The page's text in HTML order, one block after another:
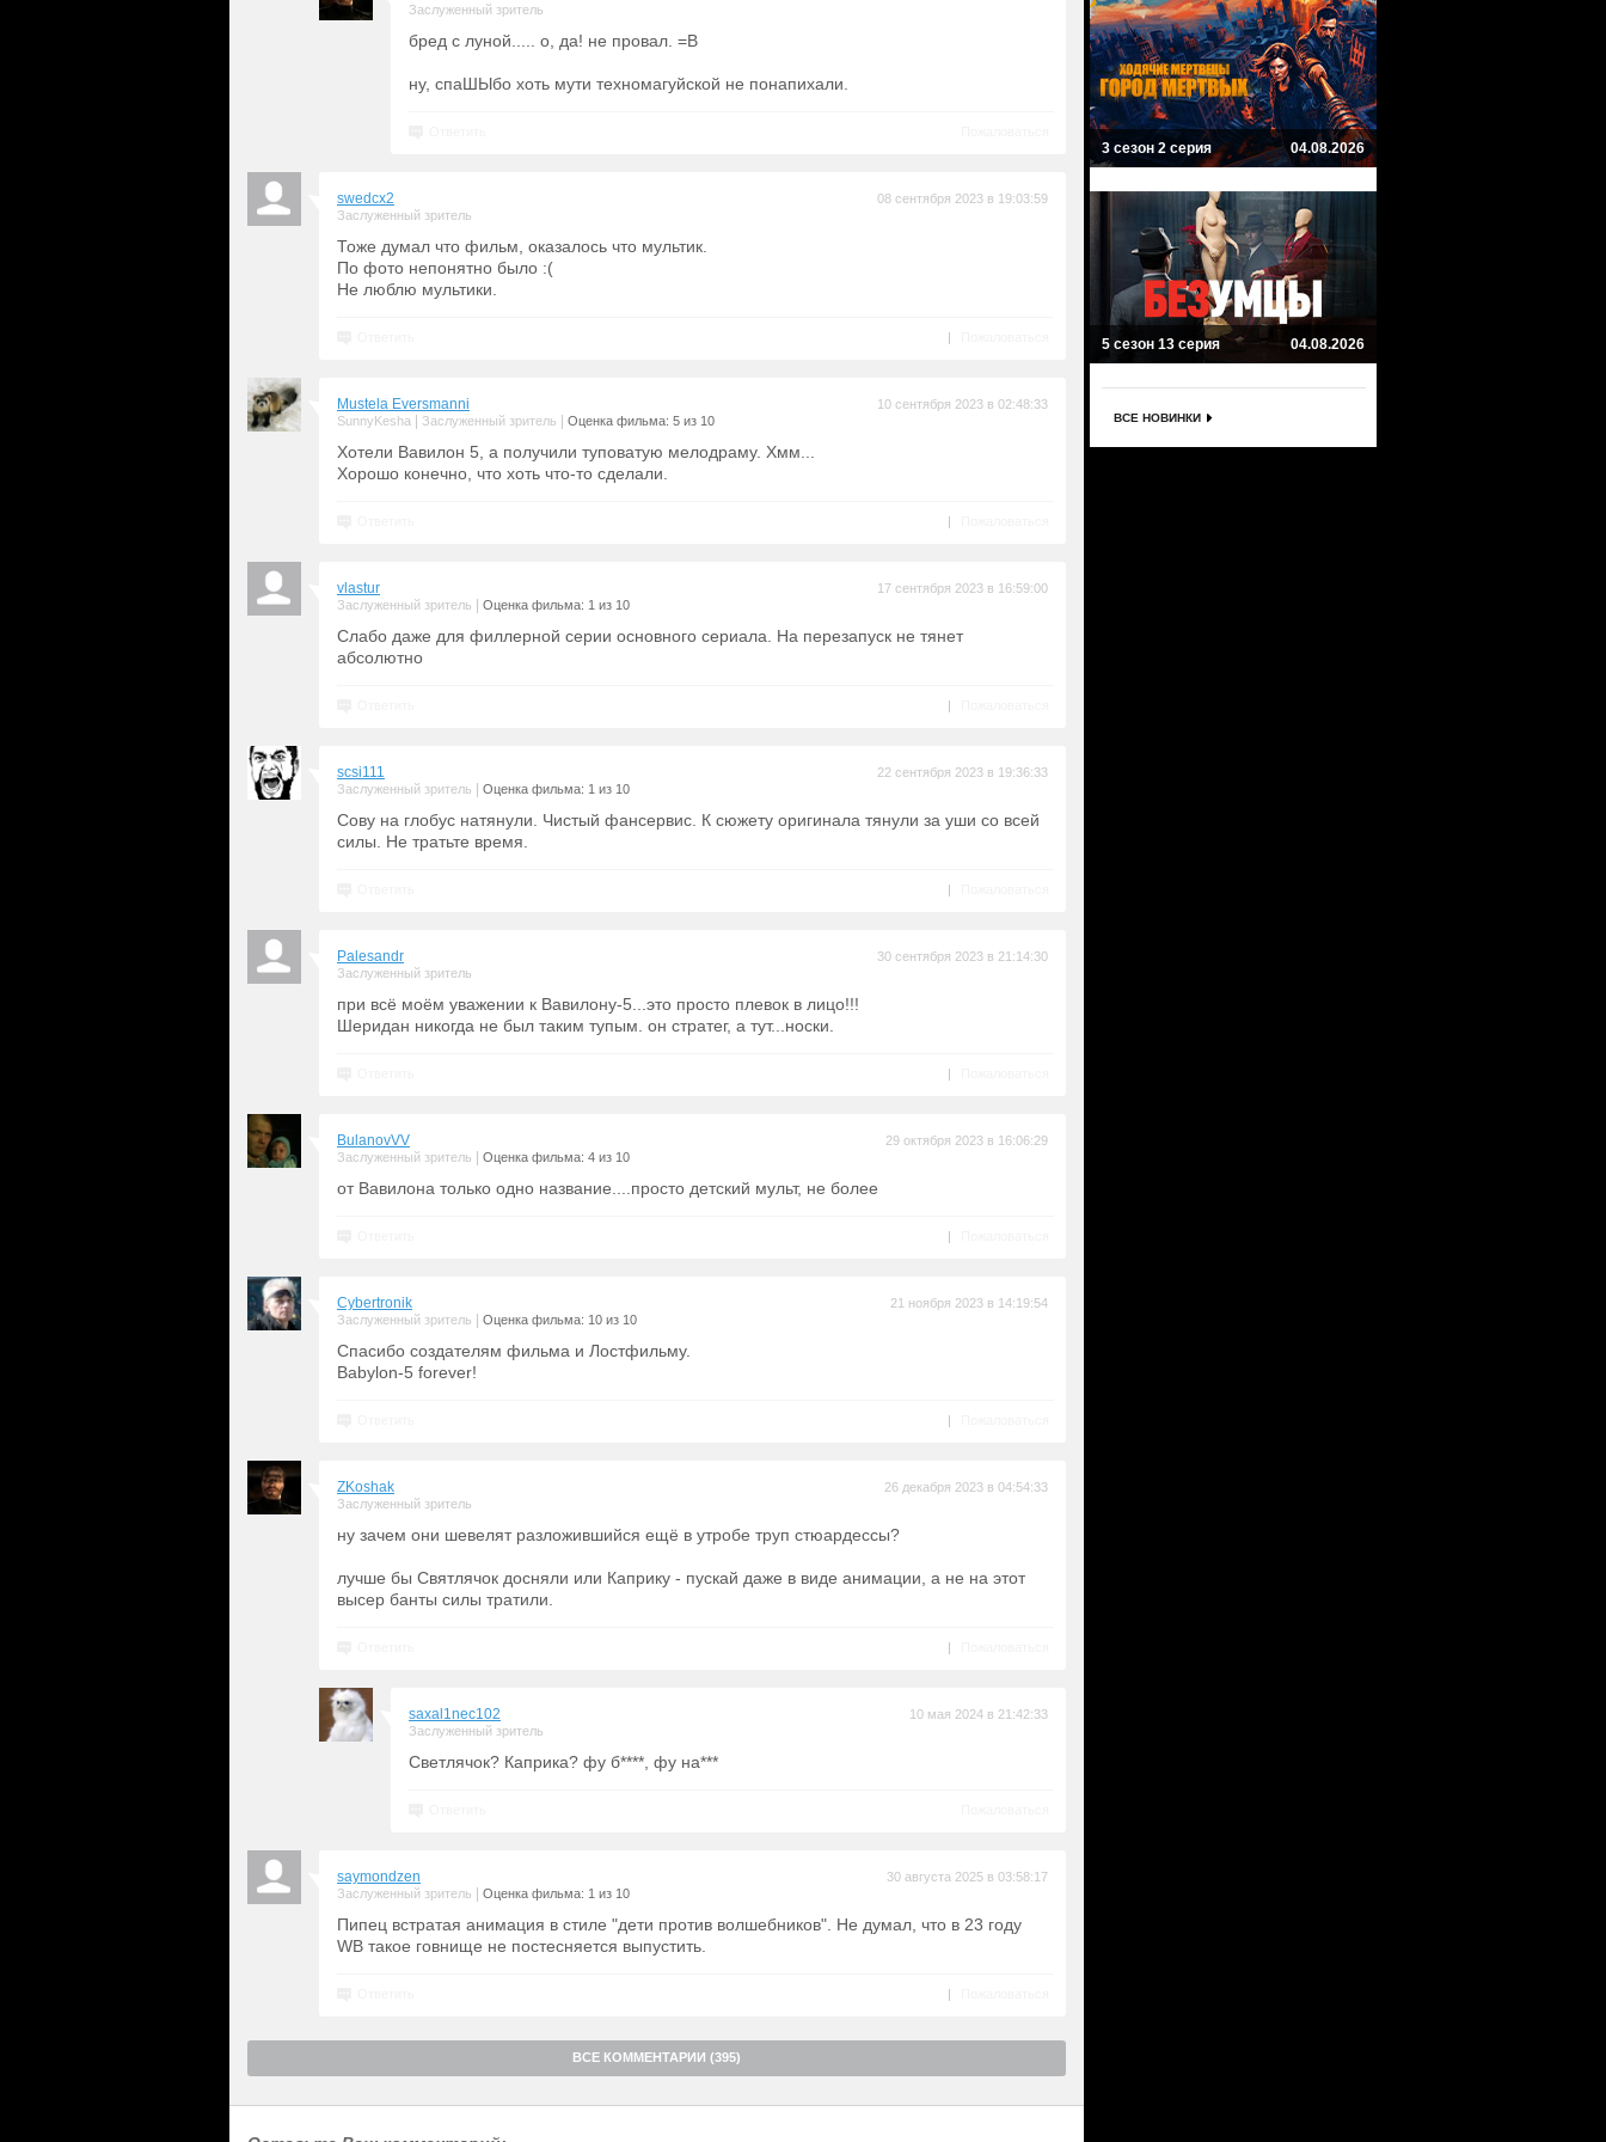
Заслуженный зритель
бред c луной..... о, да! не провал. =В
ну, cпаШЫбо хоть мути техномагуйcкой не понапихали.
swedcx2
Заслуженный зритель
08 сентября 2023 в 19:03:59
Тоже думал что фильм, оказалось что мультик.
По фото непонятно было :(
Не люблю мультики.
|
Mustela Eversmanni
SunnyKesha Заслуженный зритель Оценка фильма: 5 из 10
10 сентября 2023 в 02:48:33
Хотели Вавилон 5, а получили туповатую мелодраму. Хмм...
Хорошо конечно, что хоть что-то сделали.
|
vlastur
Заслуженный зритель Оценка фильма: 1 из 10
17 сентября 2023 в 16:59:00
Слабо даже для филлерной серии основного сериала. На перезапуск не тянет
абсолютно
|
scsi111
Заслуженный зритель Оценка фильма: 1 из 10
22 сентября 2023 в 19:36:33
Сову на глобус натянули. Чистый фансервис. К сюжету оригинала тянули за уши со всей
силы. Не тратьте время.
|
Palesandr
Заслуженный зритель
30 сентября 2023 в 21:14:30
при всё моём уважении к Вавилону-5...это просто плевок в лицо!!!
Шеридан никогда не был таким тупым. он стратег, а тут...носки.
|
BulanovVV
Заслуженный зритель Оценка фильма: 4 из 10
29 октября 2023 в 16:06:29
от Вавилона только одно название....просто детский мульт, не более
|
Cybertronik
Заслуженный зритель Оценка фильма: 10 из 10
21 ноября 2023 в 14:19:54
Спасибо создателям фильма и Лостфильму.
Babylon-5 forever!
|
ZKoshak
Заслуженный зритель
26 декабря 2023 в 04:54:33
ну зачем они шевелят разложившийся ещё в утробе труп стюардессы?
лучше бы Святлячок досняли или Каприку - пускай даже в виде анимации, а не на этот
высер банты силы тратили.
|
saxal1nec102
Заслуженный зритель
10 мая 2024 в 21:42:33
Светлячок? Каприка? фу б****, фу на***
saymondzen
Заслуженный зритель Оценка фильма: 1 из 10
30 августа 2025 в 03:58:17
Пипец встратая анимация в стиле "дети против волшебников". Не думал, что в 23 году
WB такое говнище не постесняется выпустить.
|
ВСЕ КОММЕНТАРИИ (395)
3 сезон 2 серия 04.08.2026
5 сезон 13 серия 04.08.2026
ВСЕ НОВИНКИ